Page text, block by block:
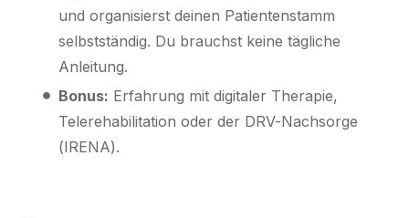
und organisierst deinen Patientenstamm
selbstständig. Du brauchst keine tägliche
Anleitung.
Bonus: Erfahrung mit digitaler Therapie,
Telerehabilitation oder der DRV-Nachsorge
(IRENA).